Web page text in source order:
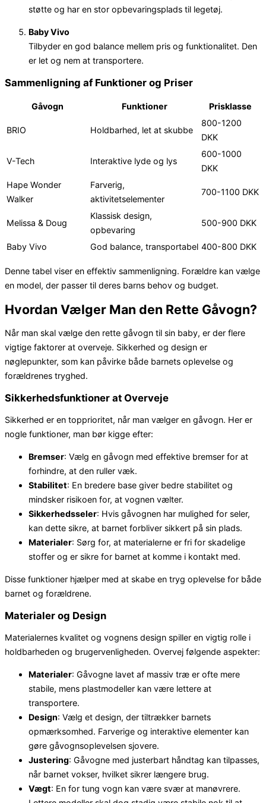
støtte og har en stor opbevaringsplads til legetøj.
Baby Vivo
Tilbyder en god balance mellem pris og funktionalitet. Den
er let og nem at transportere.
Sammenligning af Funktioner og Priser
Gåvogn Funktioner Prisklasse
BRIO Holdbarhed, let at skubbe
800-1200
DKK
V-Tech Interaktive lyde og lys
600-1000
DKK
Hape Wonder
Walker
Farverig,
aktivitetselementer
700-1100 DKK
Melissa & Doug
Klassisk design,
opbevaring
500-900 DKK
Baby Vivo God balance, transportabel 400-800 DKK
Denne tabel viser en effektiv sammenligning. Forældre kan vælge
en model, der passer til deres barns behov og budget.
Hvordan Vælger Man den Rette Gåvogn?
Når man skal vælge den rette gåvogn til sin baby, er der flere
vigtige faktorer at overveje. Sikkerhed og design er
nøglepunkter, som kan påvirke både barnets oplevelse og
forældrenes tryghed.
Sikkerhedsfunktioner at Overveje
Sikkerhed er en topprioritet, når man vælger en gåvogn. Her er
nogle funktioner, man bør kigge efter:
Bremser: Vælg en gåvogn med effektive bremser for at
forhindre, at den ruller væk.
Stabilitet: En bredere base giver bedre stabilitet og
mindsker risikoen for, at vognen vælter.
Sikkerhedsseler: Hvis gåvognen har mulighed for seler,
kan dette sikre, at barnet forbliver sikkert på sin plads.
Materialer: Sørg for, at materialerne er fri for skadelige
stoffer og er sikre for barnet at komme i kontakt med.
Disse funktioner hjælper med at skabe en tryg oplevelse for både
barnet og forældrene.
Materialer og Design
Materialernes kvalitet og vognens design spiller en vigtig rolle i
holdbarheden og brugervenligheden. Overvej følgende aspekter:
Materialer: Gåvogne lavet af massiv træ er ofte mere
stabile, mens plastmodeller kan være lettere at
transportere.
Design: Vælg et design, der tiltrækker barnets
opmærksomhed. Farverige og interaktive elementer kan
gøre gåvognsoplevelsen sjovere.
Justering: Gåvogne med justerbart håndtag kan tilpasses,
når barnet vokser, hvilket sikrer længere brug.
Vægt: En for tung vogn kan være svær at manøvrere.